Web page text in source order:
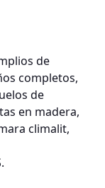
de
completos,
de
en madera,
climalit,